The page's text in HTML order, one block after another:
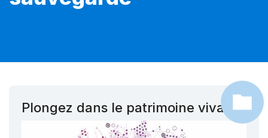
Plongez dans le patrimoine vivant !